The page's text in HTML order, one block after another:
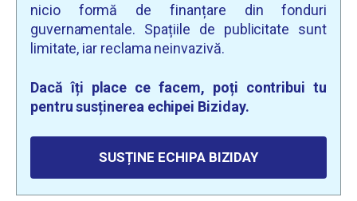
nicio formă de finanțare din fonduri
guvernamentale. Spațiile de publicitate sunt
limitate, iar reclama neinvazivă.
Dacă îți place ce facem, poți contribui tu
pentru susținerea echipei Biziday.
SUSȚINE ECHIPA BIZIDAY